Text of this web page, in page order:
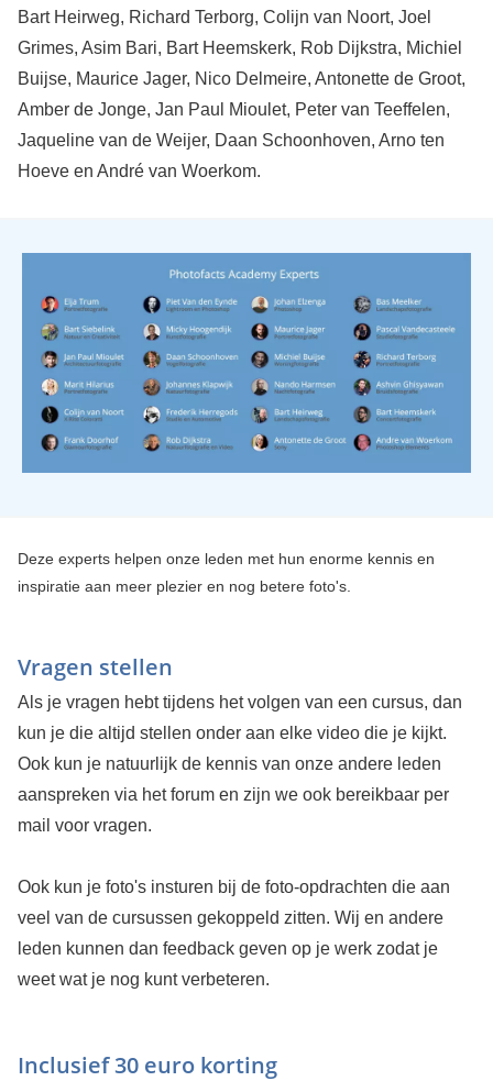
Bart Heirweg, Richard Terborg, Colijn van Noort, Joel
Grimes, Asim Bari, Bart Heemskerk, Rob Dijkstra, Michiel
Buijse, Maurice Jager, Nico Delmeire, Antonette de Groot,
Amber de Jonge, Jan Paul Mioulet, Peter van Teeffelen,
Jaqueline van de Weijer, Daan Schoonhoven, Arno ten
Hoeve en André van Woerkom.
Deze experts helpen onze leden met hun enorme kennis en
inspiratie aan meer plezier en nog betere foto's.
Vragen stellen
Als je vragen hebt tijdens het volgen van een cursus, dan
kun je die altijd stellen onder aan elke video die je kijkt.
Ook kun je natuurlijk de kennis van onze andere leden
aanspreken via het forum en zijn we ook bereikbaar per
mail voor vragen.
Ook kun je foto's insturen bij de foto-opdrachten die aan
veel van de cursussen gekoppeld zitten. Wij en andere
leden kunnen dan feedback geven op je werk zodat je
weet wat je nog kunt verbeteren.
Inclusief 30 euro korting